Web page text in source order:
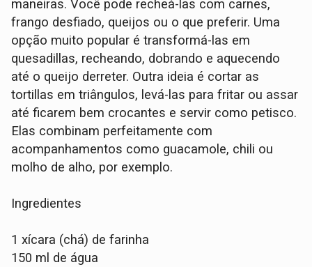
maneiras. Você pode recheá-las com carnes,
frango desfiado, queijos ou o que preferir. Uma
opção muito popular é transformá-las em
quesadillas, recheando, dobrando e aquecendo
até o queijo derreter. Outra ideia é cortar as
tortillas em triângulos, levá-las para fritar ou assar
até ficarem bem crocantes e servir como petisco.
Elas combinam perfeitamente com
acompanhamentos como guacamole, chili ou
molho de alho, por exemplo.
Ingredientes
1 xícara (chá) de farinha
150 ml de água